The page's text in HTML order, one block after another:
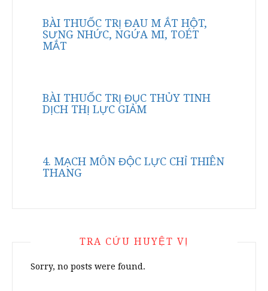
BÀI THUỐC TRỊ ĐAU M ẮT HỘT,
SƯNG NHỨC, NGỨA MI, TOÉT
MẮT
BÀI THUỐC TRỊ ĐỤC THỦY TINH
DỊCH THỊ LỰC GIẢM
4. MẠCH MÔN ĐỘC LỰC CHỈ THIÊN
THANG
TRA CỨU HUYỆT VỊ
Sorry, no posts were found.